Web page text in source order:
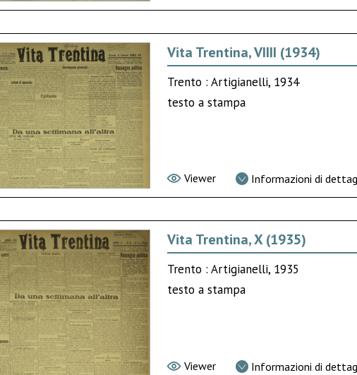
Vita Trentina, VIIII (1934)
Trento : Artigianelli, 1934
testo a stampa
Viewer Informazioni di
Vita Trentina, X (1935)
Trento : Artigianelli, 1935
testo a stampa
Viewer Informazioni di